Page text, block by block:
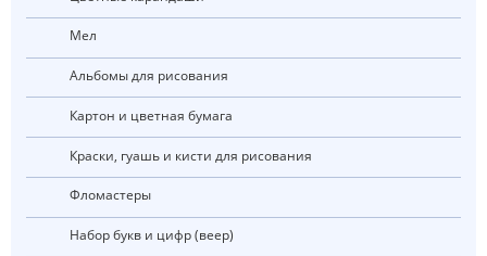
Мел
Альбомы для рисования
Картон и цветная бумага
Краски, гуашь и кисти для рисования
Фломастеры
Набор букв и цифр (веер)